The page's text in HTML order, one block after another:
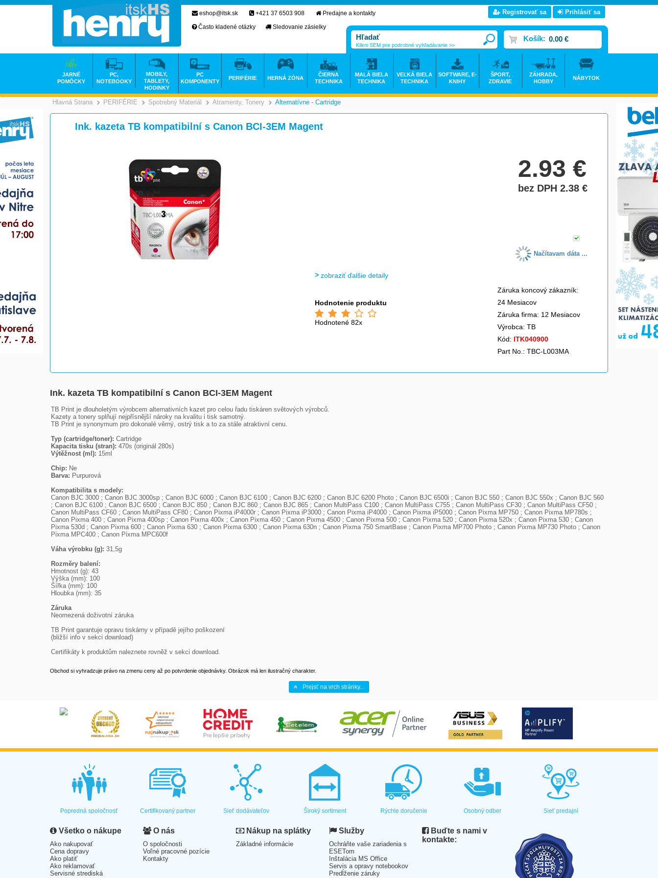
Hlavná Strana >
PERIFÉRIE >
Spotrebný Materiál >
Atramenty, Tonery >
Alternatívne - Cartridge
Ink. kazeta TB kompatibilní s Canon BCI-3EM Magent
2.93€
bez DPH 2.38€
Načítavam dáta ...
zobraziť ďalšie detaily
Hodnotenie produktu
Hodnotené 82x
Záruka koncový zákazník:
24 Mesiacov
Záruka firma: 12 Mesiacov
Výrobca: TB
Kód: ITK040900
Part No.: TBC-L003MA
Ink. kazeta TB kompatibilní s Canon BCI-3EM Magent
TB Print je dlouholetým výrobcem alternativních kazet pro celou řadu tiskáren světových výrobců.
Kazety a tonery splňují nejpřísnější nároky na kvalitu i tisk samotný.
TB Print je synonymum pro dokonalé věrný, ostrý tisk a to za stále atraktivní cenu.
Typ (cartridge/toner):
Kapacita tisku (stran):
Výtěžnost (ml): 15ml
Chip:
Barva: Purpurová
Kompatibilita s modely:
Canon BJC 3000 ; Canon BJC 3000sp ; Canon BJC 6000 ; Canon BJC 6100 ; Canon BJC 6200 ; Canon BJC 6200 Photo ; Canon BJC 6500i ; Canon BJC 550 ; Canon BJC 550x ; Canon BJC 560
; Canon BJC 6100 ; Canon BJC 6500 ; Canon BJC 850 ; Canon BJC 860 ; Canon BJC 865 ; Canon MultiPass C100 ; Canon MultiPass C755 ; Canon MultiPass CF30 ; Canon MultiPass CF50 ;
Canon MultiPass CF60 ; Canon MultiPass CF80 ; Canon Pixma iP4000r ; Canon Pixma iP3000 ; Canon Pixma iP4000 ; Canon Pixma iP5000 ; Canon Pixma MP750 ; Canon Pixma MP780s ;
Canon Pixma 400 ; Canon Pixma 400sp ; Canon Pixma 400x ; Canon Pixma 450 ; Canon Pixma 4500 ; Canon Pixma 500 ; Canon Pixma 520 ; Canon Pixma 520x ; Canon Pixma 530 ; Canon
Pixma 530d ; Canon Pixma 600 ; Canon Pixma 630 ; Canon Pixma 6300 ; Canon Pixma 630n ; Canon Pixma 750 SmartBase ; Canon Pixma MP700 Photo ; Canon Pixma MP730 Photo ; Canon
Pixma MPC400 ; Canon Pixma MPC600f
Váha výrobku (g): 31,5g
Rozměry balení:
Hmotnost (g): 43
Výška (mm): 100
Šířka (mm): 100
Hloubka (mm): 35
Záruka
Neomezená doživotní záruka
TB Print garantuje opravu tiskárny v případě jejího poškození
(bližší info v sekci download)
Certifikáty k produktům naleznete rovněž v sekci download.
Obchod si vyhradzuje právo na zmenu ceny až po potvrdenie objednávky. Obrázok má len ilustračný charakter.
Prejsť na vrch stránky...
eshop@itsk.sk +421 37 6503 908
Predajne a kontakty
Často kladené otázky
Sledovanie zásielky
Registrovať sa Prihlásiť sa
Košík: 0.00 €
Klikni SEM pre podrobné vyhľadávanie >>
JARNÉ
POMÔCKY
PC,
NOTEBOOKY
MOBILY,
TABLETY,
HODINKY
PC
KOMPONENTY
PERIFÉRIE HERNÁ ZÓNA
ČIERNA
TECHNIKA
MALÁ BIELA
TECHNIKA
VEĽKÁ BIELA
TECHNIKA
SOFTWARE, E-
KNIHY
ŠPORT,
ZDRAVIE
ZÁHRADA,
HOBBY
NÁBYTOK
Popredná spoločnosť Certifikovaný partner Sieť dodávateľov Široký sortiment Rýchle doručenie Osobný odber Sieť predajní
Všetko o nákupe
Ako nakupovať
Cena dopravy
Ako platiť
Ako reklamovať
Servisné strediská
O nás
O spoločnosti
Voľné pracovné pozície
Kontakty
Nákup na splátky
Základné informácie
Služby
Ochráňte vaše zariadenia s
ESETom
Inštalácia MS Office
Servis a opravy notebookov
Predĺženie záruky
Buďte s nami v
kontakte: